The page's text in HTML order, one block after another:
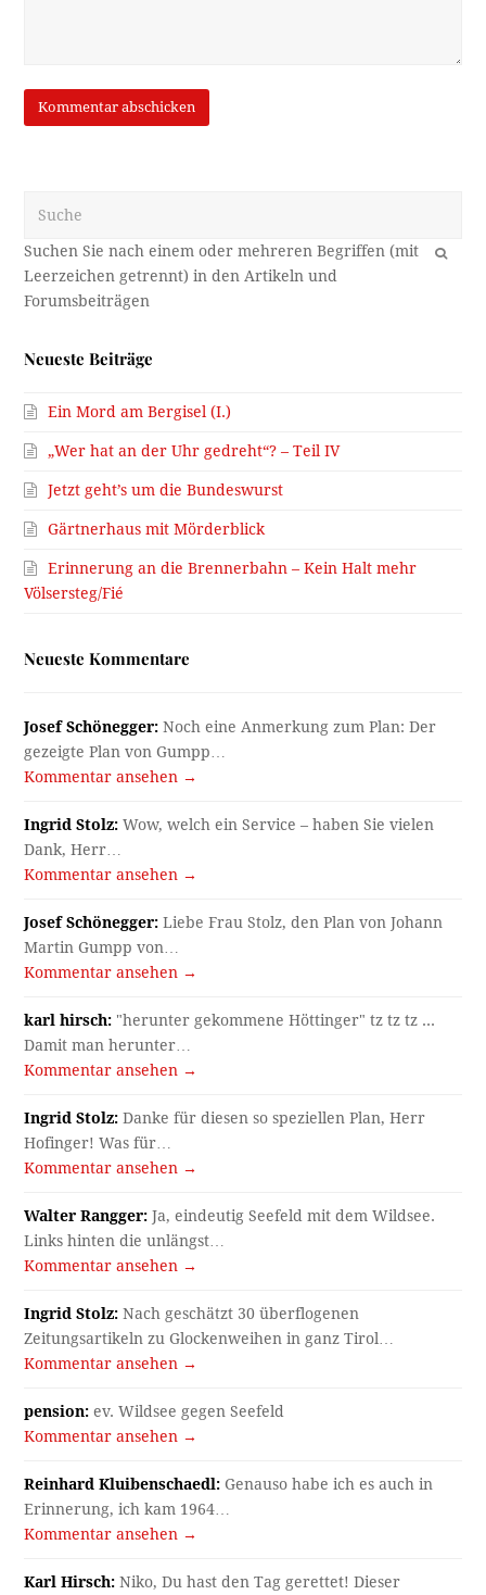
OK
Neueste Beiträge
Ein Mord am Bergisel (I.)
„Wer hat an der Uhr gedreht“? – Teil IV
Jetzt geht’s um die Bundeswurst
Gärtnerhaus mit Mörderblick
Erinnerung an die Brennerbahn – Kein Halt mehr
Völsersteg/Fié
Neueste Kommentare
Josef Schönegger: Noch eine Anmerkung zum Plan: Der
gezeigte Plan von Gumpp…
Kommentar ansehen →
Ingrid Stolz: Wow, welch ein Service – haben Sie vielen
Dank, Herr…
Kommentar ansehen →
Josef Schönegger: Liebe Frau Stolz, den Plan von Johann
Martin Gumpp von…
Kommentar ansehen →
karl hirsch: "herunter gekommene Höttinger" tz tz tz ...
Damit man herunter…
Kommentar ansehen →
Ingrid Stolz: Danke für diesen so speziellen Plan, Herr
Hofinger! Was für…
Kommentar ansehen →
Walter Rangger: Ja, eindeutig Seefeld mit dem Wildsee.
Links hinten die unlängst…
Kommentar ansehen →
Ingrid Stolz: Nach geschätzt 30 überflogenen
Zeitungsartikeln zu Glockenweihen in ganz Tirol…
Kommentar ansehen →
pension: ev. Wildsee gegen Seefeld
Kommentar ansehen →
Reinhard Kluibenschaedl: Genauso habe ich es auch in
Erinnerung, ich kam 1964…
Kommentar ansehen →
Karl Hirsch: Niko, Du hast den Tag gerettet! Dieser